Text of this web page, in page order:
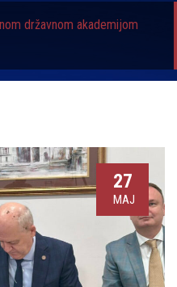
državnom akademijom
27
МАЈ